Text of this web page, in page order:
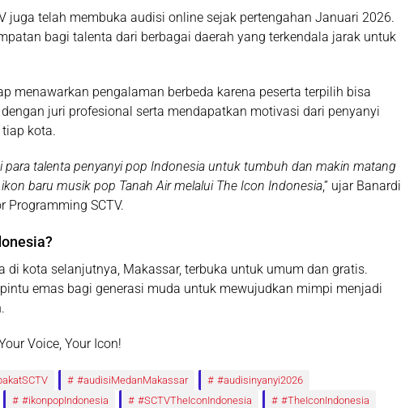
juga telah membuka audisi online sejak pertengahan Januari 2026.
bagi talenta dari berbagai daerah yang terkendala jarak untuk
menawarkan pengalaman berbeda karena peserta terpilih bisa
juri profesional serta mendapatkan motivasi dari penyanyi
kota.
para talenta penyanyi pop Indonesia untuk tumbuh dan makin matang
baru musik pop Tanah Air melalui The Icon Indonesia,” ujar Banardi
Programming SCTV.
di kota selanjutnya, Makassar, terbuka untuk umum dan gratis.
emas bagi generasi muda untuk mewujudkan mimpi menjadi
Voice, Your Icon!
#audisiMedanMakassar
#audisinyanyi2026
#ikonpopIndonesia #SCTVTheIconIndonesia #TheIconIndonesia